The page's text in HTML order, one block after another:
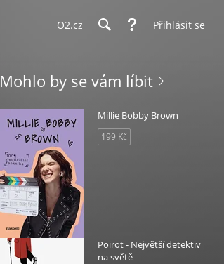
O2.cz Přihlásit se
Mohlo by se vám líbit
Millie Bobby Brown
199 Kč
Poirot - Největší detektiv
na světě